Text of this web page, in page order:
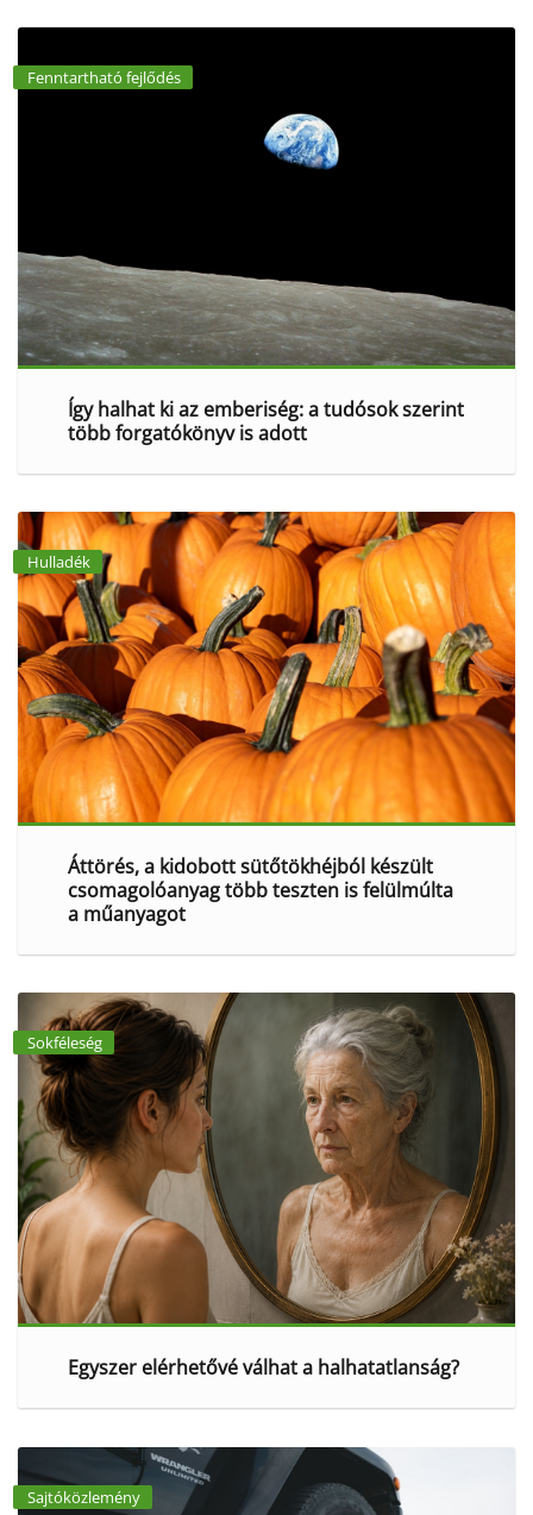
Fenntartható fejlődés
Így halhat ki az emberiség: a tudósok szerint
több forgatókönyv is adott
Hulladék
Áttörés, a kidobott sütőtökhéjból készült
csomagolóanyag több teszten is felülmúlta
a műanyagot
Sokféleség
Egyszer elérhetővé válhat a halhatatlanság?
Sajtóközlemény